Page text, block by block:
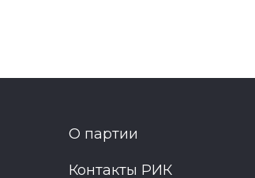
О партии
Контакты РИК